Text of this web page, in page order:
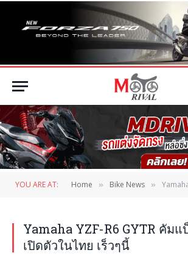
YOU ARE AT: Home » Bike News » Yamaha YZF-
Yamaha YZF-R6 GYTR คัมแ
เปิดตัวในไทย เร็วๆนี้